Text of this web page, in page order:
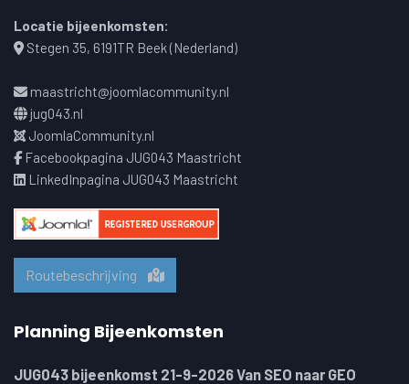
Locatie bijeenkomsten:
Stegen 35, 6191TR Beek (Nederland)
maastricht@joomlacommunity.nl
jug043.nl
JoomlaCommunity.nl
Facebookpagina JUG043 Maastricht
LinkedInpagina JUG043 Maastricht
Routebeschrijving
Planning Bijeenkomsten
JUG043 bijeenkomst 21-9-2026 Van SEO naar GEO